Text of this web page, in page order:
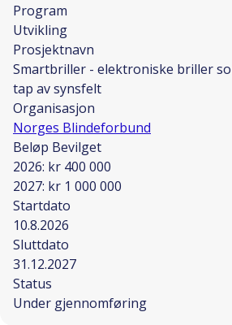
Program
Utvikling
Prosjektnavn
Smartbriller - elektroniske briller
tap av synsfelt
Organisasjon
Norges Blindeforbund
Beløp Bevilget
2026: kr 400 000
2027: kr 1 000 000
Startdato
10.8.2026
Sluttdato
31.12.2027
Status
Under gjennomføring